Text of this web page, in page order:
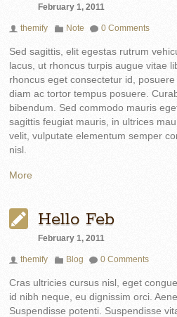
February 1, 2011
themify Note 0 Comments
Sed sagittis, elit egestas rutrum
lacus, ut rhoncus turpis augue vitae
rhoncus eget consectetur id,
diam ac tortor tempus posuere.
bibendum. Sed commodo mauris
sagittis feugiat mauris, in ultrices
velit, vulputate elementum semper
nisl.
More
Hello Feb
February 1, 2011
themify Blog 0 Comments
Cras ultricies cursus nisl, eget
id nibh neque, eu dignissim orci.
Suspendisse potenti. Suspendisse